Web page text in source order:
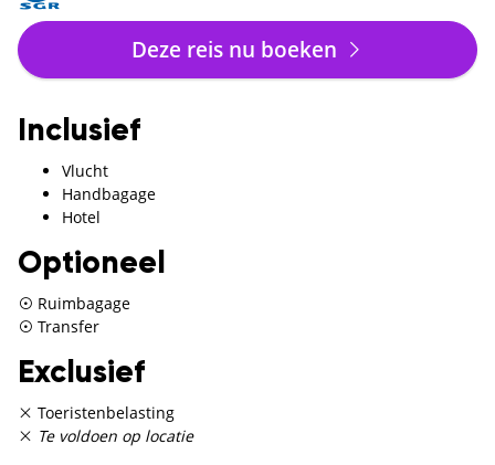
Deze reis nu boeken
Inclusief
Vlucht
Handbagage
Hotel
Optioneel
Ruimbagage
Transfer
Exclusief
Toeristenbelasting
Te voldoen op locatie